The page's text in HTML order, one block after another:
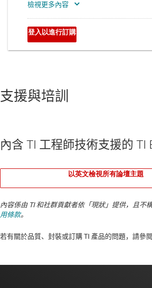
支援與培訓
內含 TI 工程師技術支援的 TI
以英文檢視所有論壇主題
內容係由 TI 和社群貢獻者依「現狀」提供，且不
用條款。
若有關於品質、封裝或訂購 TI 產品的問題，請參閱